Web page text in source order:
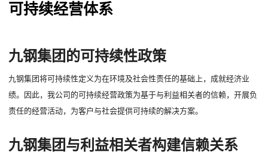
可持续经营体系
九钢集团的可持续性政策
九钢集团将可持续性定义为在环境及社会性责任的基础上，成就经济业
绩。因此，我公司的可持续经营政策为基于与利益相关者的信赖，开展负
责任的经营活动，为客户与社会提供可持续的解决方案。
九钢集团与利益相关者构建信赖关系